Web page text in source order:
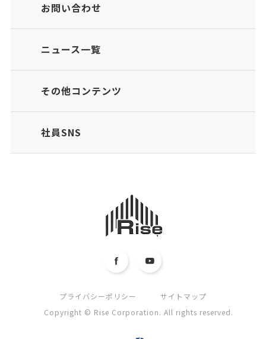
お問い合わせ
ニュース一覧
その他コンテンツ
社員SNS
プライバシーポリシー
サイトマップ
Copyright © Rise Corporation. All rights reserved.